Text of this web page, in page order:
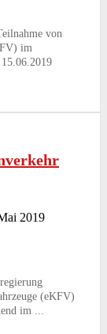
von
im
2019
(eKFV)
im ...